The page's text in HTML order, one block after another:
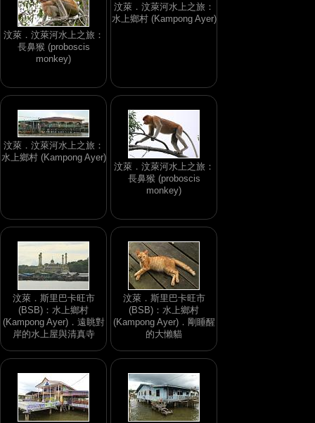
汶萊．汶萊河水上之旅：
長鼻猴 (proboscis
monkey)
汶萊．汶萊河水上之旅：
水上鄉村 (Kampong Ayer)
汶萊．汶萊河水上之旅：
水上鄉村 (Kampong Ayer)
汶萊．汶萊河水上之旅：
長鼻猴 (proboscis
monkey)
汶萊．斯里巴卡旺市
(BSB)：水上鄉村
(Kampong Ayer)．遠眺對
岸的水上屋與清真寺
汶萊．斯里巴卡旺市
(BSB)：水上鄉村
(Kampong Ayer)．剛睡醒
的大懶貓